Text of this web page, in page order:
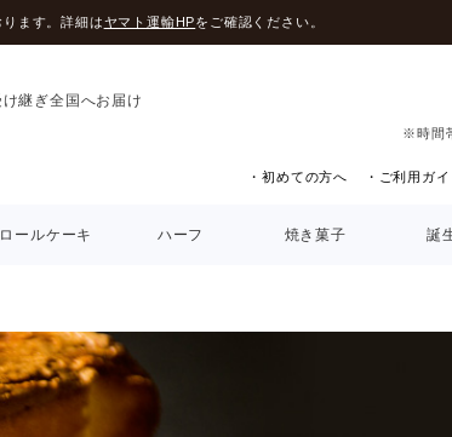
ます。詳細はヤマト運輸HPをご確認ください。
継ぎ全国へお届け
※時間
・初めての方へ ・ご利用ガ
ロールケーキ ハーフ 焼き菓子 誕